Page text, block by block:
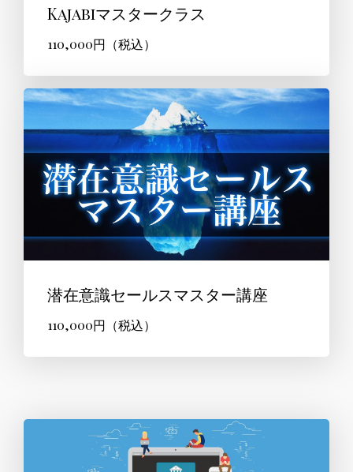
Kajabiマスタークラス
110,000円（税込）
潜在意識セールスマスター講座
110,000円（税込）